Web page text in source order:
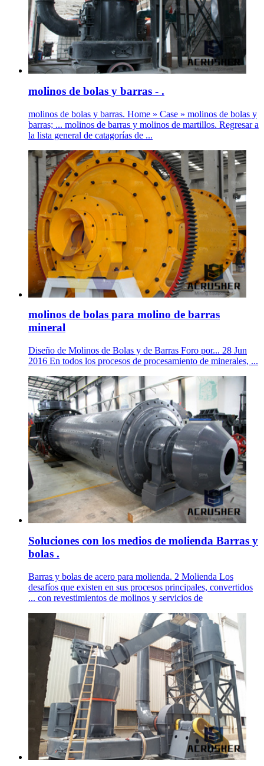
molinos de bolas y barras - .
molinos de bolas y barras. Home » Case » molinos de bolas y
barras; ... molinos de barras y molinos de martillos. Regresar a
la lista general de catagorías de ...
molinos de bolas para molino de barras
mineral
Diseño de Molinos de Bolas y de Barras Foro por... 28 Jun
2016 En todos los procesos de procesamiento de minerales, ...
Soluciones con los medios de molienda Barras y
bolas .
Barras y bolas de acero para molienda. 2 Molienda Los
desafíos que existen en sus procesos principales, convertidos
... con revestimientos de molinos y servicios de